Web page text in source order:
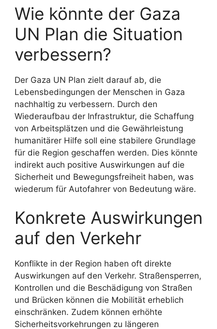
Wie könnte der Gaza
UN Plan die Situation
verbessern?
Der Gaza UN Plan zielt darauf ab, die
Lebensbedingungen der Menschen in Gaza
nachhaltig zu verbessern. Durch den
Wiederaufbau der Infrastruktur, die Schaffung
von Arbeitsplätzen und die Gewährleistung
humanitärer Hilfe soll eine stabilere Grundlage
für die Region geschaffen werden. Dies könnte
indirekt auch positive Auswirkungen auf die
Sicherheit und Bewegungsfreiheit haben, was
wiederum für Autofahrer von Bedeutung wäre.
Konkrete Auswirkungen
auf den Verkehr
Konflikte in der Region haben oft direkte
Auswirkungen auf den Verkehr. Straßensperren,
Kontrollen und die Beschädigung von Straßen
und Brücken können die Mobilität erheblich
einschränken. Zudem können erhöhte
Sicherheitsvorkehrungen zu längeren